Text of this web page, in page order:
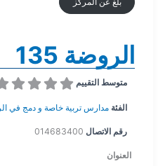
الروضة 135
متوسط التقييم
الفئة مدارس تربية خاصة و دمج في
رقم الاتصال 014683400
العنوان